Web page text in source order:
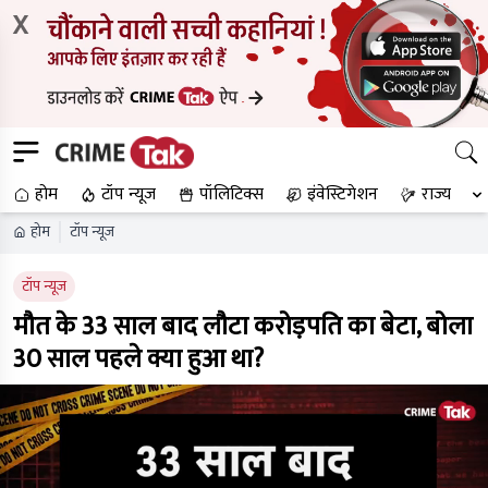
X
होम टॉप न्यूज पॉलिटिक्स इंवेस्टिगेशन राज्य
होम टॉप न्यूज
टॉप न्यूज
मौत के 33 साल बाद लौटा करोड़पति का बेटा, बोला
30 साल पहले क्या हुआ था?